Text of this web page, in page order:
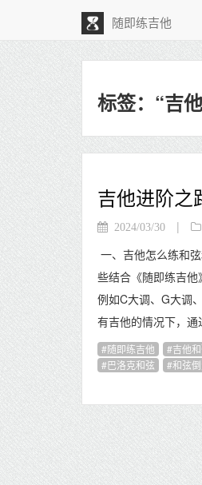
随即练吉他
标签：“吉
吉他进阶之
2024/03/30 |
一、吉他怎么练和
些结合《随即练吉
例如C大调、G大调
有吉他的情况下，
随即练吉他 吉他
巴洛克和弦
和弦